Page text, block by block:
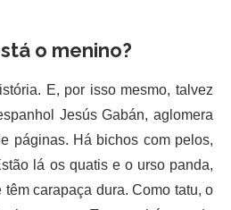
o menino?
E, por isso mesmo, talvez
Jesús Gabán, aglomera
páginas. Há bichos com pelos,
lá os quatis e o urso panda,
carapaça dura. Como tatu, o